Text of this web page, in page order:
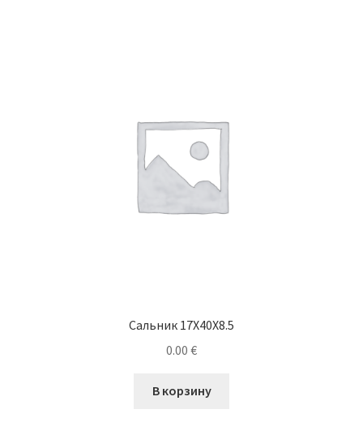
Сальник 17X40X8.5
0.00 €
В корзину